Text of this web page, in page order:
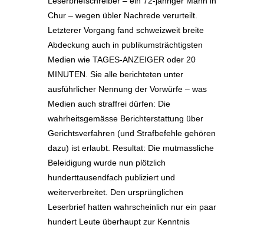
Chur – wegen übler Nachrede verurteilt.
Letzterer Vorgang fand schweizweit breite
Abdeckung auch in publikumsträchtigsten
Medien wie TAGES-ANZEIGER oder 20
MINUTEN. Sie alle berichteten unter
ausführlicher Nennung der Vorwürfe – was
Medien auch straffrei dürfen: Die
wahrheitsgemässe Berichterstattung über
Gerichtsverfahren (und Strafbefehle gehören
dazu) ist erlaubt. Resultat: Die mutmassliche
Beleidigung wurde nun plötzlich
hunderttausendfach publiziert und
weiterverbreitet. Den ursprünglichen
Leserbrief hatten wahrscheinlich nur ein paar
hundert Leute überhaupt zur Kenntnis